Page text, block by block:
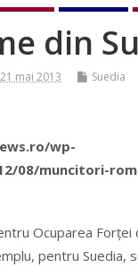
din
21 mai 2013 Suedia
Ocuparea
pentru Suedia,